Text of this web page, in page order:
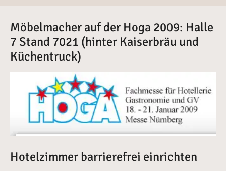
Möbelmacher auf der Hoga 2009: Halle
7 Stand 7021 (hinter Kaiserbräu und
Küchentruck)
Hotelzimmer barrierefrei einrichten